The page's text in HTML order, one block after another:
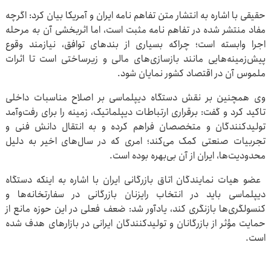
حقیقی با اشاره به انتشار متن تفاهم نامه ایران و آمریکا بیان کرد: اگرچه
مفاد منتشر شده در تفاهم نامه مثبت است، اما اثربخشی آن به مرحله
اجرا وابسته است؛ چراکه بسیاری از بندهای توافق، نیازمند وقوع
پیش‌زمینه‌هایی مانند بازسازی‌های مالی و زیرساختی است تا اثرات
ملموس آن در اقتصاد کشور نمایان شود.
وی همچنین بر نقش دستگاه دیپلماسی بر اصلاح مناسبات داخلی
تاکید کرد و گفت: برقراری ارتباطات دیپلماتیک، زمینه را برای رفت‌وآمد
تولیدکنندگان و متخصصان فراهم کرده و به انتقال دانش فنی و
تجربیات صنعتی کمک می‌کند؛ امری که در سال‌های اخیر به دلیل
محدودیت‌ها، ایران از آن بی‌بهره بوده است.
عضو هیات نمایندگان اتاق بازرگانی ایران با اشاره به اینکه دستگاه
دیپلماسی باید در انتخاب رایزنان بازرگانی در سفارتخانه‌ها و
کنسولگری‌ها بازنگری کند، یادآور شد: ضعف فعلی در این حوزه مانع از
حمایت مؤثر از بازرگانان و تولیدکنندگان ایرانی در بازارهای هدف شده
است.